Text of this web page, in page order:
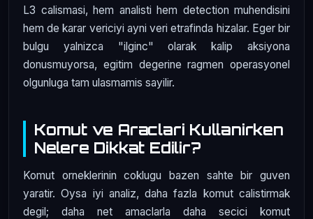
L3 calismasi, hem analisti hem detection muhendisini
hem de karar vericiyi ayni veri etrafinda hizalar. Eger bir
bulgu yalnizca "ilginc" olarak kalip aksiyona
donusmuyorsa, egitim degerine ragmen operasyonel
olgunluga tam ulasmamis sayilir.
Komut ve Araclari Kullanirken
Nelere Dikkat Edilir?
Komut orneklerinin coklugu bazen sahte bir guven
yaratir. Oysa iyi analiz, daha fazla komut calistirmak
degil; daha net amaclarla daha secici komut